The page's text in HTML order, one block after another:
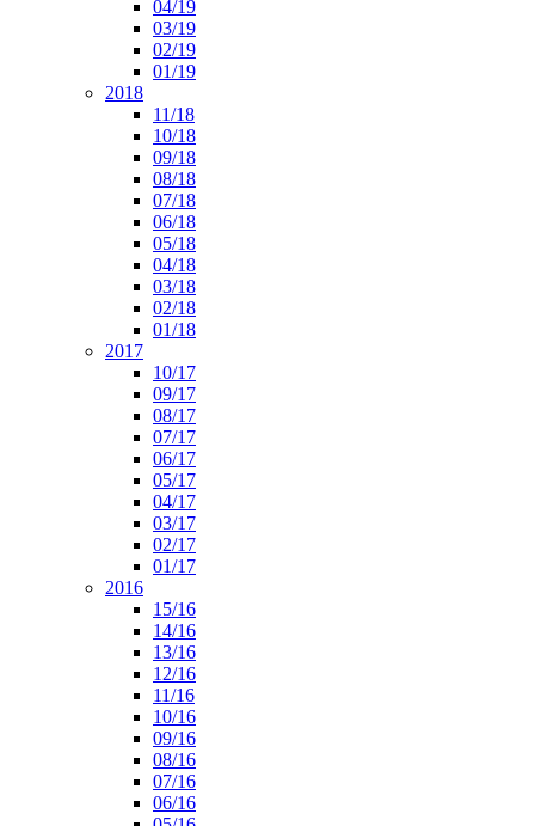
04/19
03/19
02/19
01/19
2018
11/18
10/18
09/18
08/18
07/18
06/18
05/18
04/18
03/18
02/18
01/18
2017
10/17
09/17
08/17
07/17
06/17
05/17
04/17
03/17
02/17
01/17
2016
15/16
14/16
13/16
12/16
11/16
10/16
09/16
08/16
07/16
06/16